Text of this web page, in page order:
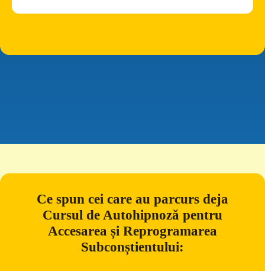
Ce spun cei care au parcurs deja
Cursul de Autohipnoză pentru
Accesarea și Reprogramarea
Subconștientului: